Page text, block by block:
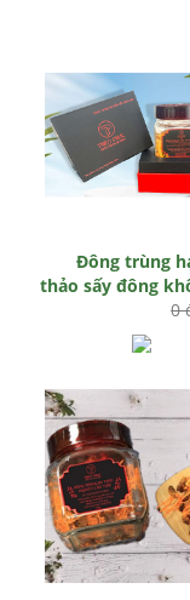
Đông trùng
thảo sấy đông
0